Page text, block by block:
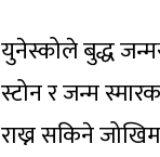
युनेस्कोले बुद्ध
स्टोन र जन्म
राख्न सकिने